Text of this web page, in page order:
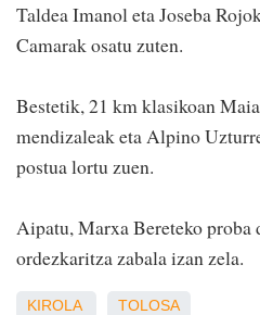
Taldea Imanol eta Joseba
Camarak osatu zuten.
Bestetik, 21 km klasikoan
mendizaleak eta Alpino
postua lortu zuen.
Aipatu, Marxa Bereteko proba
ordezkaritza zabala izan zela.
KIROLA TOLOSA